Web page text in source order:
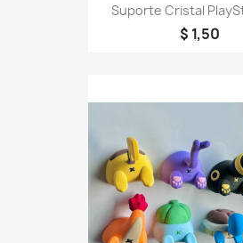
Suporte Cristal
$ 1,50